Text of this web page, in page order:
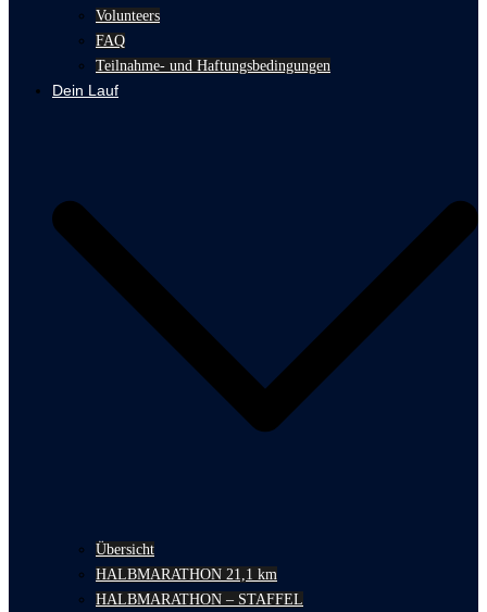
Volunteers
FAQ
Teilnahme- und Haftungsbedingungen
Dein Lauf
Übersicht
HALBMARATHON 21,1 km
HALBMARATHON – STAFFEL